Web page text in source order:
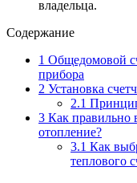
владельца.
Содержание
1 Общедомовой
прибора
2 Установка
2.1
3 Как правильно
отопление?
3.1 Как
теплового